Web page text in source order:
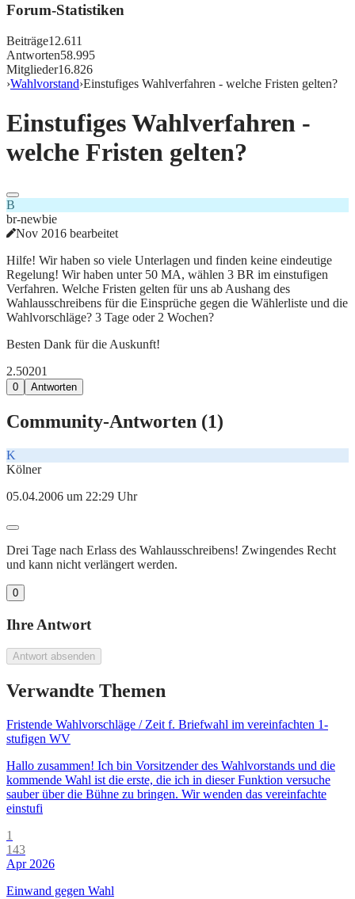
Forum-Statistiken
Beiträge12.611
Antworten58.995
Mitglieder16.826
›Wahlvorstand›Einstufiges Wahlverfahren - welche Fristen gelten?
Einstufiges Wahlverfahren -
welche Fristen gelten?
B
br-newbie
Nov 2016 bearbeitet
Hilfe! Wir haben so viele Unterlagen und finden keine eindeutige
Regelung! Wir haben unter 50 MA, wählen 3 BR im einstufigen
Verfahren. Welche Fristen gelten für uns ab Aushang des
Wahlausschreibens für die Einsprüche gegen die Wählerliste und die
Wahlvorschläge? 3 Tage oder 2 Wochen?
Besten Dank für die Auskunft!
2.50201
0 Antworten
Community-Antworten (1)
K
Kölner
05.04.2006 um 22:29 Uhr
Drei Tage nach Erlass des Wahlausschreibens! Zwingendes Recht
und kann nicht verlängert werden.
0
Ihre Antwort
Antwort absenden
Verwandte Themen
Fristende Wahlvorschläge / Zeit f. Briefwahl im vereinfachten 1-
stufigen WV
Hallo zusammen! Ich bin Vorsitzender des Wahlvorstands und die
kommende Wahl ist die erste, die ich in dieser Funktion versuche
sauber über die Bühne zu bringen. Wir wenden das vereinfachte
einstufi
1
143
Apr 2026
Einwand gegen Wahl